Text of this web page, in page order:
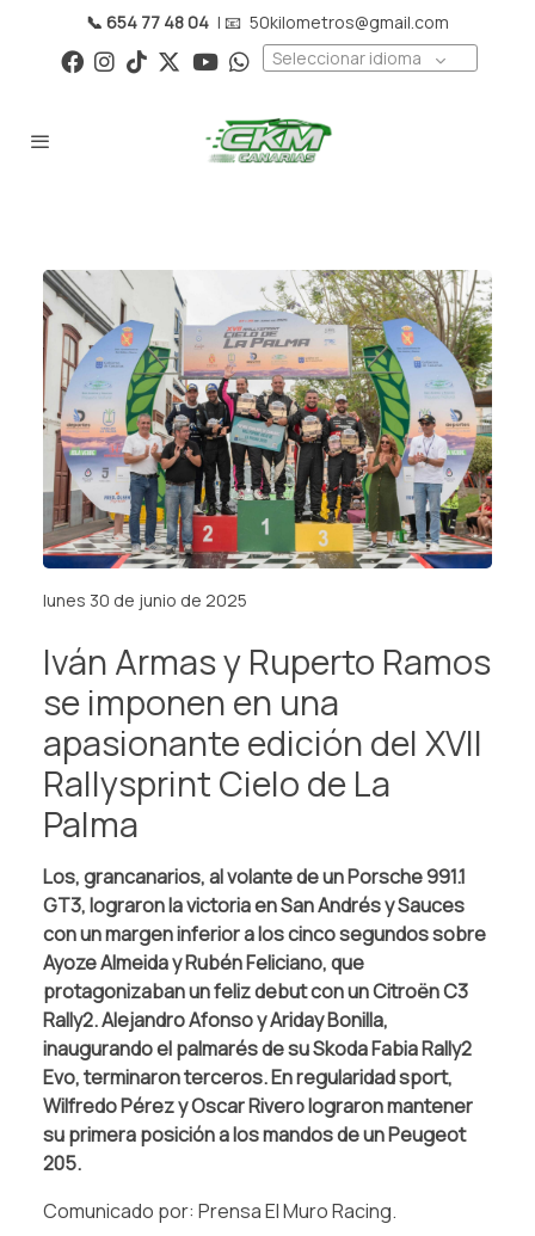
📞 654 77 48 04 | 📧 50kilometros@gmail.com
Seleccionar idioma
lunes 30 de junio de 2025
Iván Armas y Ruperto Ramos
se imponen en una
apasionante edición del XVII
Rallysprint Cielo de La
Palma
Los, grancanarios, al volante de un Porsche 991.1
GT3, lograron la victoria en San Andrés y Sauces
con un margen inferior a los cinco segundos sobre
Ayoze Almeida y Rubén Feliciano, que
protagonizaban un feliz debut con un Citroën C3
Rally2. Alejandro Afonso y Ariday Bonilla,
inaugurando el palmarés de su Skoda Fabia Rally2
Evo, terminaron terceros. En regularidad sport,
Wilfredo Pérez y Oscar Rivero lograron mantener
su primera posición a los mandos de un Peugeot
205.
Comunicado por: Prensa El Muro Racing.